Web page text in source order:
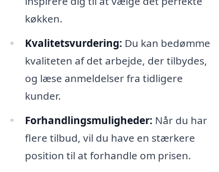
køkken.
Kvalitetsvurdering: Du kan bedømme
kvaliteten af det arbejde, der tilbydes,
og læse anmeldelser fra tidligere
kunder.
Forhandlingsmuligheder: Når du har
flere tilbud, vil du have en stærkere
position til at forhandle om prisen.